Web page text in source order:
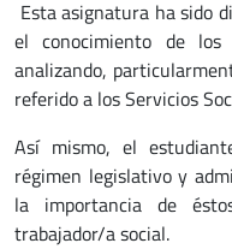
Esta asignatura ha sido
el conocimiento de
analizando,
referido a los Servicios
Así mismo, el
régimen legislativo y
la importancia de
trabajador/a social.